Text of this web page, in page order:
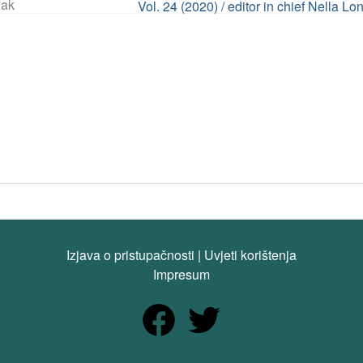
Vol. 24 (2020) / editor in chief Nella
Izjava o pristupačnosti | Uvjeti korištenja
Impresum